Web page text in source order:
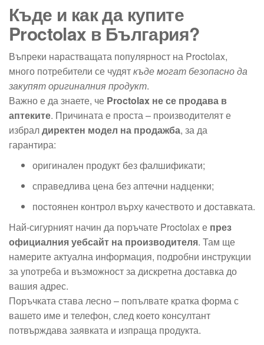
Къде и как да купите
Proctolax в България?
Въпреки нарастващата популярност на Proctolax,
много потребители се чудяткъде могат безопасно да
закупят оригиналния продукт.
Важно е да знаете, че Proctolax не се продава в
аптеките. Причината е проста – производителят е
избралдиректен модел на продажба, за да
гарантира:
оригинален продукт без фалшификати;
справедлива цена без аптечни надценки;
постоянен контрол върху качеството и доставката.
Най-сигурният начин да поръчате Proctolax е през
официалния уебсайт на производителя. Там ще
намерите актуална информация, подробни инструкции
за употреба и възможност за дискретна доставка до
вашия адрес.
Поръчката става лесно – попълвате кратка форма с
вашето име и телефон, след което консултант
потвърждава заявката и изпраща продукта.